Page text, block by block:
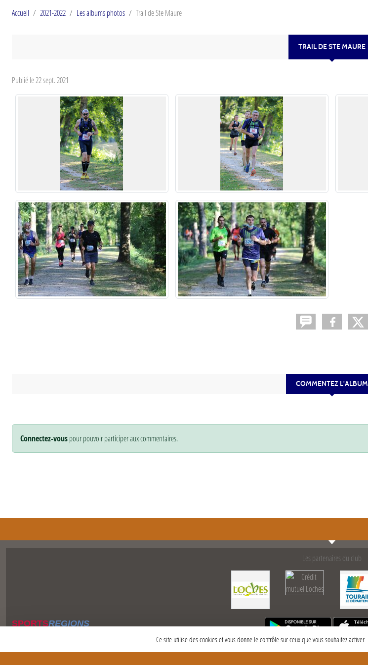
Accueil 2021-2022 Les albums photos Trail de Ste Maure
TRAIL DE STE MAURE
Publié le22 sept. 2021
COMMENTEZ L'ALBUM
Connectez-vouspour pouvoir participer aux commentaires.
Les partenaires du club
SPORTSREGIONS
Ce site utilise des cookies et vous donne le contrôle sur ceux que vous souhaitez activer